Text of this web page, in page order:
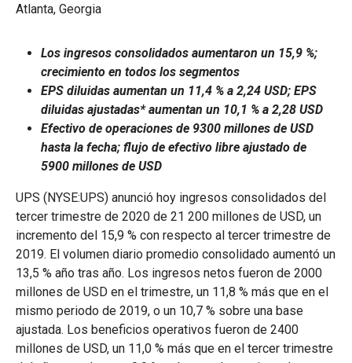
Atlanta, Georgia
Los ingresos consolidados aumentaron un 15,9 %;
crecimiento en todos los segmentos
EPS diluidas aumentan un 11,4 % a 2,24 USD; EPS
diluidas ajustadas* aumentan un 10,1 % a 2,28 USD
Efectivo de operaciones de 9300 millones de USD
hasta la fecha; flujo de efectivo libre ajustado de
5900 millones de USD
UPS (NYSE:UPS) anunció hoy ingresos consolidados del
tercer trimestre de 2020 de 21 200 millones de USD, un
incremento del 15,9 % con respecto al tercer trimestre de
2019. El volumen diario promedio consolidado aumentó un
13,5 % año tras año. Los ingresos netos fueron de 2000
millones de USD en el trimestre, un 11,8 % más que en el
mismo periodo de 2019, o un 10,7 % sobre una base
ajustada. Los beneficios operativos fueron de 2400
millones de USD, un 11,0 % más que en el tercer trimestre